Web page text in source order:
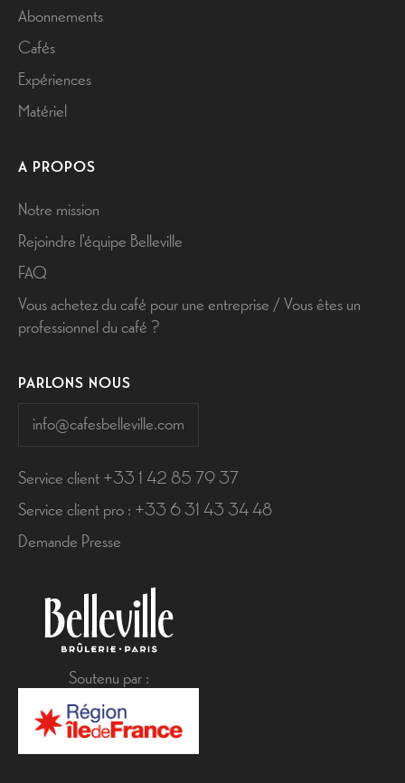
Abonnements
Cafés
Expériences
Matériel
A PROPOS
Notre mission
Rejoindre l'équipe Belleville
FAQ
Vous achetez du café pour une entreprise / Vous êtes un
professionnel du café ?
PARLONS NOUS
info@cafesbelleville.com
Service client +33 1 42 85 79 37
Service client pro : +33 6 31 43 34 48
Demande Presse
Soutenu par :